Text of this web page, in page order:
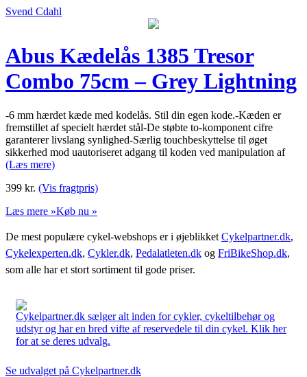
Svend Cdahl
Abus Kædelås 1385 Tresor
Combo 75cm – Grey Lightning
-6 mm hærdet kæde med kodelås. Stil din egen kode.-Kæden er
fremstillet af specielt hærdet stål-De støbte to-komponent cifre
garanterer livslang synlighed-Særlig touchbeskyttelse til øget
sikkerhed mod uautoriseret adgang til koden ved manipulation af
(Læs mere)
399 kr. (Vis fragtpris)
Læs mere »Køb nu »
De mest populære cykel-webshops er i øjeblikket Cykelpartner.dk,
Cykelexperten.dk, Cykler.dk, Pedalatleten.dk og FriBikeShop.dk,
som alle har et stort sortiment til gode priser.
Cykelpartner.dk sælger alt inden for cykler, cykeltilbehør og
udstyr og har en bred vifte af reservedele til din cykel. Klik her
for at se deres udvalg.
Se udvalget på Cykelpartner.dk